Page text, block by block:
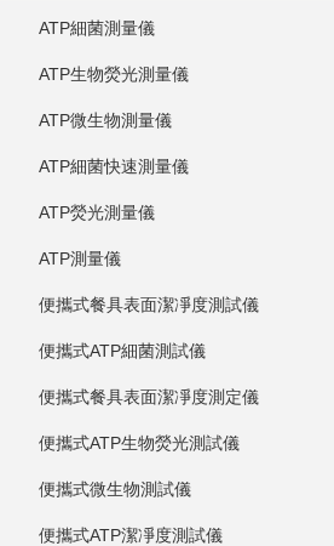
ATP細菌測量儀
ATP生物熒光測量儀
ATP微生物測量儀
ATP細菌快速測量儀
ATP熒光測量儀
ATP測量儀
便攜式餐具表面潔凈度測試儀
便攜式ATP細菌測試儀
便攜式餐具表面潔凈度測定儀
便攜式ATP生物熒光測試儀
便攜式微生物測試儀
便攜式ATP潔凈度測試儀